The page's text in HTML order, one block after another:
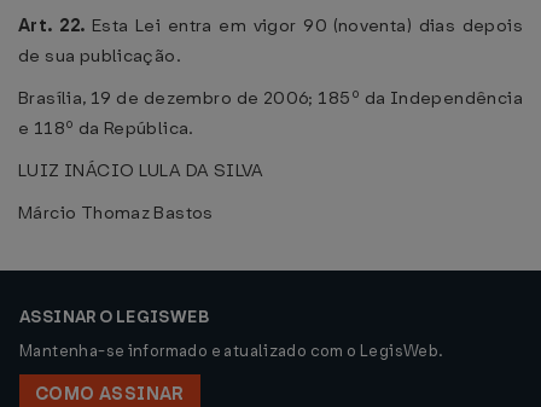
Art. 22. Esta Lei entra em vigor 90 (noventa) dias depois
de sua publicação.
Brasília, 19 de dezembro de 2006; 185º da Independência
e 118º da República.
LUIZ INÁCIO LULA DA SILVA
Márcio Thomaz Bastos
ASSINAR O LEGISWEB
Mantenha-se informado e atualizado com o LegisWeb.
COMO ASSINAR